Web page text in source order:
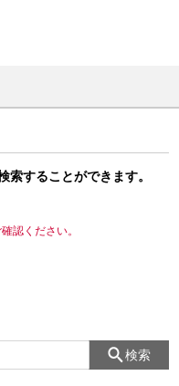
索することができます。
認ください。
検索